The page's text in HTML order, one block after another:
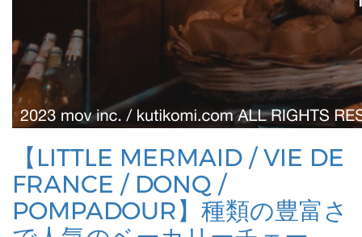
【LITTLE MERMAID / VIE DE
FRANCE / DONQ /
POMPADOUR】種類の豊富さ